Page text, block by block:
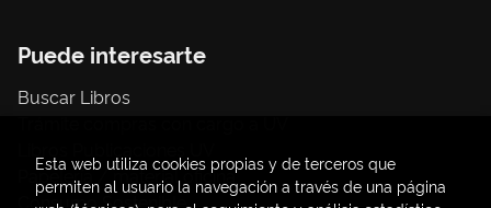
Puede interesarte
Buscar Libros
Papelería / material oficina
Consumo Sostenible
Esta web utiliza cookies propias y de terceros que
permiten al usuario la navegación a través de una página